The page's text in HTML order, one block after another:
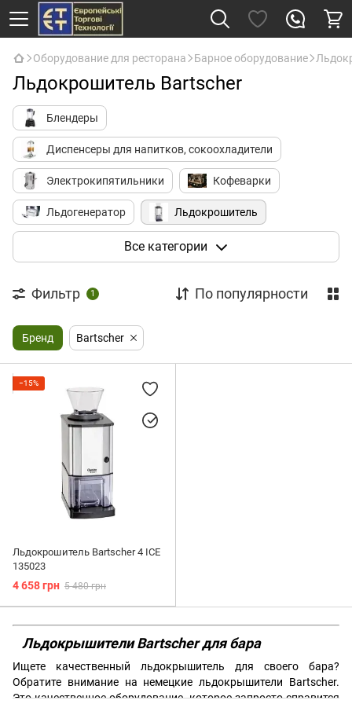
Оборудование для ресторана Барное оборудование
Льдокрошитель Bartscher
Блендеры
Диспенсеры для напитков, сокоохладители
Электрокипятильники Кофеварки
Льдогенератор Льдокрошитель
Молочники (питчеры) Молочные миксеры
Барные органайзеры, держатели стаканов
Для темперирования
Мадлеры Стрейнеры
Все категории
Фильтр 1 По популярности
Бренд Bartscher
−15%
Льдокрошитель Bartscher 4 ICE
135023
4 658 грн 5 480 грн
Льдокрышители Bartscher для бара
Ищете качественный льдокрышитель для своего бара?
Обратите внимание на немецкие льдокрышители Bartscher.
Это качественное оборудование, которое запросто справится